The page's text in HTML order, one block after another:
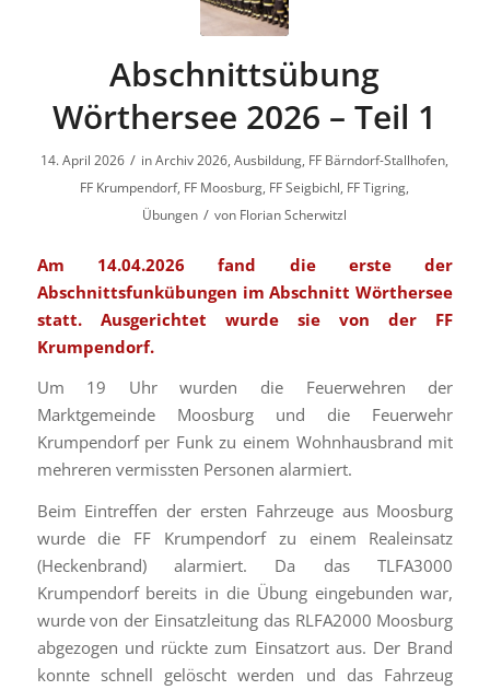
Abschnittsübung
Wörthersee 2026 – Teil 1
14. April 2026 / inArchiv 2026,Ausbildung, FF Bärndorf-Stallhofen,
FF Krumpendorf, FF Moosburg, FF Seigbichl, FF Tigring,
Übungen / von Florian Scherwitzl
Am 14.04.2026 fand die erste der
Abschnittsfunkübungen im Abschnitt Wörthersee
statt. Ausgerichtet wurde sie von der FF
Krumpendorf.
Um 19 Uhr wurden die Feuerwehren der
Marktgemeinde Moosburg und die Feuerwehr
Krumpendorf per Funk zu einem Wohnhausbrand mit
mehreren vermissten Personen alarmiert.
Beim Eintreffen der ersten Fahrzeuge aus Moosburg
wurde die FF Krumpendorf zu einem Realeinsatz
(Heckenbrand) alarmiert. Da das TLFA3000
Krumpendorf bereits in die Übung eingebunden war,
wurde von der Einsatzleitung das RLFA2000 Moosburg
abgezogen und rückte zum Einsatzort aus. Der Brand
konnte schnell gelöscht werden und das Fahrzeug